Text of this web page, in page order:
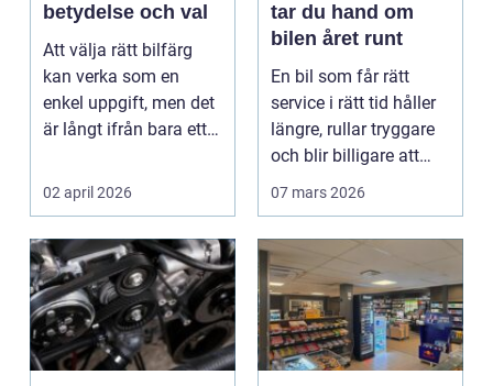
betydelse och val
Att välja rätt bilfärg
kan verka som en
enkel uppgift, men det
är långt ifrån bara ett
02 april 2026
tar du hand om
bilen året runt
En bil som får rätt
service i rätt tid håller
längre, rullar tryggare
och blir billigare att
äga. I ...
07 mars 2026